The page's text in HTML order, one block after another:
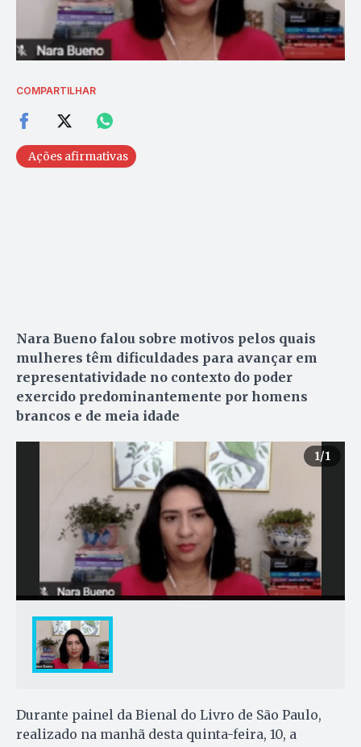
COMPARTILHAR
Ações afirmativas
Nara Bueno falou sobre motivos pelos quais
mulheres têm dificuldades para avançar em
representatividade no contexto do poder
exercido predominantemente por homens
brancos e de meia idade
1/1
Durante painel da Bienal do Livro de São Paulo,
realizado na manhã desta quinta-feira, 10, a